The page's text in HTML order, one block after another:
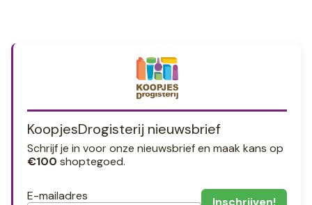
KoopjesDrogisterij nieuwsbrief
Schrijf je in voor onze nieuwsbrief en maak kans op
€100 shoptegoed.
E-mailadres